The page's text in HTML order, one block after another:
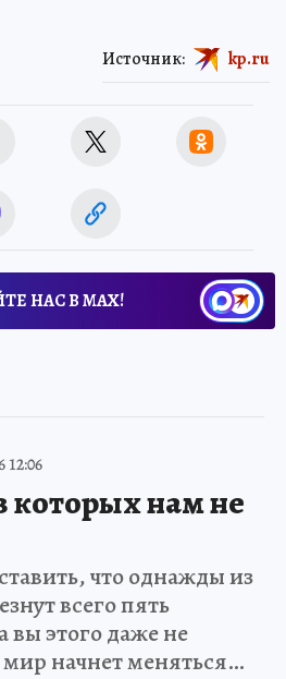
Источник: kp.ru
НАС В МАХ!
12:06
которых нам не
что однажды из
всего пять
вы этого даже не
мир начнет меняться…